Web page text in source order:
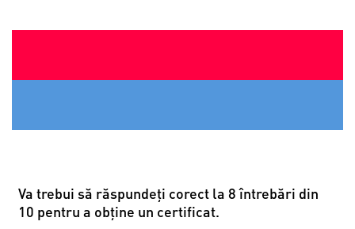
Va trebui să răspundeţi corect la 8 întrebări din
10 pentru a obține un certificat.